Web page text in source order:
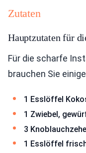
Zutaten
Hauptzutaten für
Für die scharfe
brauchen Sie
1 Esslöffel
1 Zwiebel,
3
1 Esslöffel